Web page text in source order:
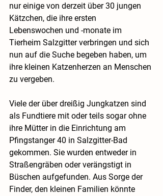
nur einige von derzeit über 30 jungen
Kätzchen, die ihre ersten
Lebenswochen und -monate im
Tierheim Salzgitter verbringen und sich
nun auf die Suche begeben haben, um
ihre kleinen Katzenherzen an Menschen
zu vergeben.
Viele der über dreißig Jungkatzen sind
als Fundtiere mit oder teils sogar ohne
ihre Mütter in die Einrichtung am
Pfingstanger 40 in Salzgitter-Bad
gekommen. Sie wurden entweder in
Straßengräben oder verängstigt in
Büschen aufgefunden. Aus Sorge der
Finder, den kleinen Familien könnte